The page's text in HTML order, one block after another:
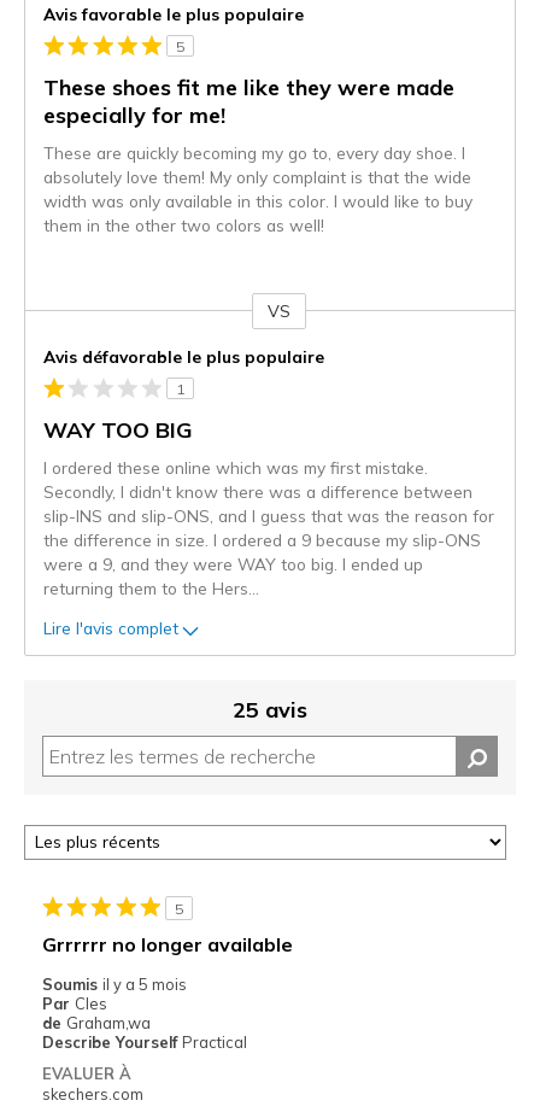
Avis favorable le plus populaire
5
These shoes fit me like they were made
especially for me!
These are quickly becoming my go to, every day shoe. I
absolutely love them! My only complaint is that the wide
width was only available in this color. I would like to buy
them in the other two colors as well!
projecteur
sur
les
VS
Avis défavorable le plus populaire
1
WAY TOO BIG
I ordered these online which was my first mistake.
Secondly, I didn't know there was a difference between
slip-INS and slip-ONS, and I guess that was the reason for
the difference in size. I ordered a 9 because my slip-ONS
were a 9, and they were WAY too big. I ended up
returning them to the Hers
Lire l'avis complet
25 avis
5
Grrrrrr no longer available
Soumis il y a 5 mois
Par Cles
de Graham,wa
Describe Yourself Practical
EVALUER À
skechers.com